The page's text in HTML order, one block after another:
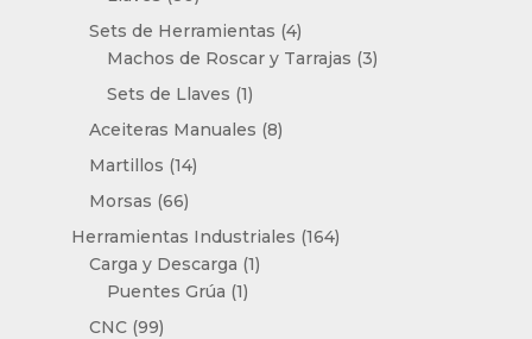
productos
Sets de Herramientas 44
productos
Machos de Roscar y Tarrajas 33
Sets de Llaves 11
producto
Aceiteras Manuales 88
Martillos 1414
Morsas 6666
productos
Herramientas Industriales 164164
Carga y Descarga 11
Puentes Grúa 11
CNC 9999